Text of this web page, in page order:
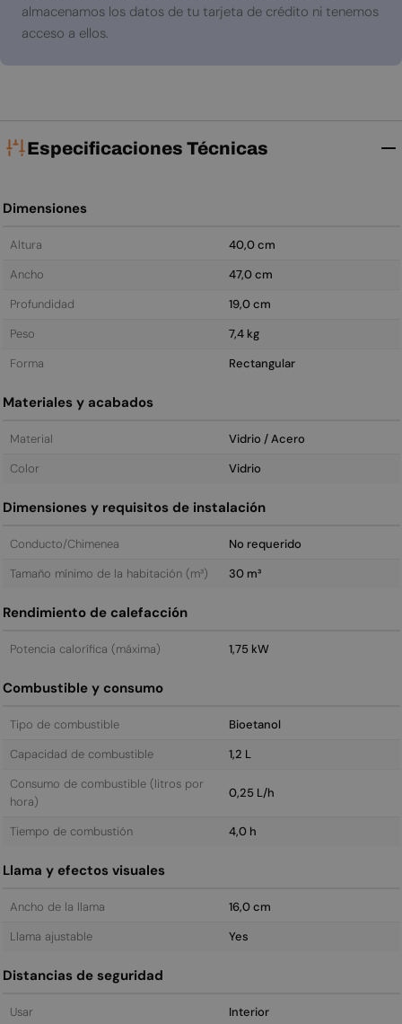
almacenamos los datos de tu tarjeta de crédito ni tenemos
acceso a ellos.
Especificaciones Técnicas
Dimensiones
Altura
40,0 cm
Ancho
47,0 cm
Profundidad
19,0 cm
Peso
7,4 kg
Forma
Rectangular
Materiales y acabados
Material
Vidrio / Acero
Color
Vidrio
Dimensiones y requisitos de instalación
Conducto/Chimenea
No requerido
Tamaño mínimo de la habitación (m³)
30 m³
Rendimiento de calefacción
Potencia calorífica (máxima) 1,75 kW
Combustible y consumo
Tipo de combustible
Bioetanol
Capacidad de combustible
1,2 L
Consumo de combustible (litros por
hora)
0,25 L/h
Tiempo de combustión 4,0 h
Llama y efectos visuales
Ancho de la llama
16,0 cm
Llama ajustable
Yes
Distancias de seguridad
Usar Interior